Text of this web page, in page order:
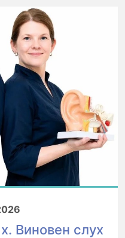
Виновен слух